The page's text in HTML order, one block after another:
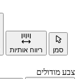
סמן ריווח אותיות
צבע מודולים